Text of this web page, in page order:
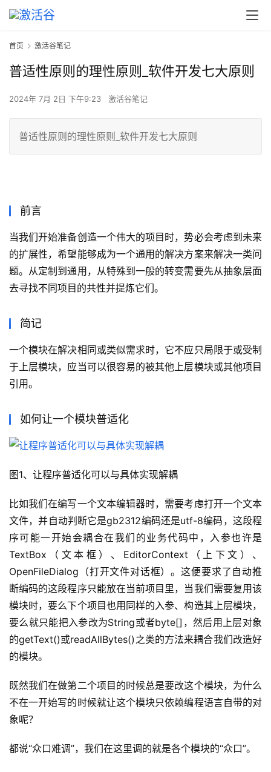
首页 激活谷笔记
普适性原则的理性原则_软件开发七大原则
2024年 7月 2日 下午9:23 激活谷笔记
普适性原则的理性原则_软件开发七大原则
前言
当我们开始准备创造一个伟大的项目时，势必会考虑到未来
的扩展性，希望能够成为一个通用的解决方案来解决一类问
题。从定制到通用，从特殊到一般的转变需要先从抽象层面
去寻找不同项目的共性并提炼它们。
简记
一个模块在解决相同或类似需求时，它不应只局限于或受制
于上层模块，应当可以很容易的被其他上层模块或其他项目
引用。
如何让一个模块普适化
图1、让程序普适化可以与具体实现解耦
比如我们在编写一个文本编辑器时，需要考虑打开一个文本
文件，并自动判断它是gb2312编码还是utf-8编码，这段程
序可能一开始会耦合在我们的业务代码中，入参也许是
TextBox（文本框）、EditorContext（上下文）、
OpenFileDialog（打开文件对话框）。这便要求了自动推
断编码的这段程序只能放在当前项目里，当我们需要复用该
模块时，要么下个项目也用同样的入参、构造其上层模块，
要么就只能把入参改为String或者byte[]，然后用上层对象
的getText()或readAllBytes()之类的方法来耦合我们改造好
的模块。
既然我们在做第二个项目的时候总是要改这个模块，为什么
不在一开始写的时候就让这个模块只依赖编程语言自带的对
象呢？
都说“众口难调”，我们在这里调的就是各个模块的“众口”。